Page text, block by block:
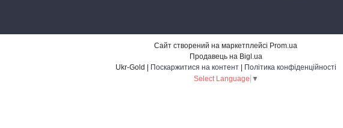
Сайт створений на маркетплейсі Prom.ua
Продавець на Bigl.ua
Поскаржитися на контент
Політика конфіденційності
Select Language ▼